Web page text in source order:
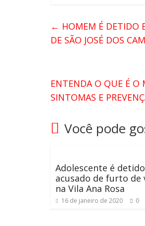
← HOMEM É DETIDO
DE SÃO JOSÉ DOS
ENTENDA O QUE É O
SINTOMAS E
Você pode
Adolescente é detido
acusado de furto de
na Vila Ana Rosa
16 de janeiro de 2020 0